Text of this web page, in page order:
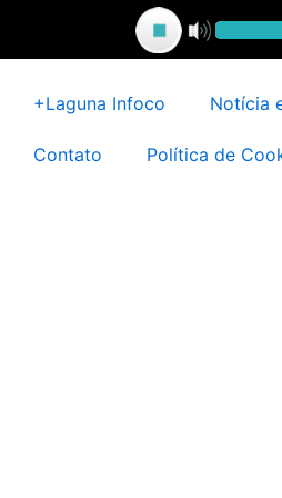
conteúdo
+Laguna Infoco Notícia
Contato Política de